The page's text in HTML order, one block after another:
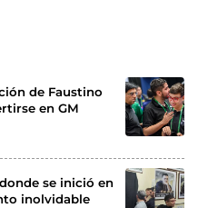
de Faustino
en GM
se inició en
inolvidable